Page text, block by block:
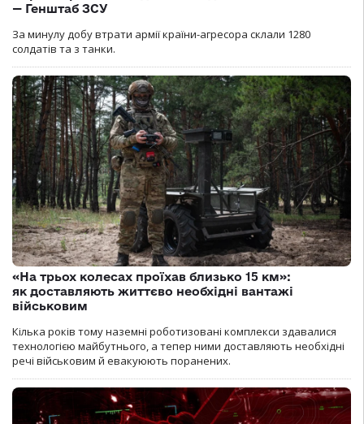
— Генштаб ЗСУ
За минулу добу втрати армії країни-агресора склали 1280
солдатів та з танки.
«На трьох колесах проїхав близько 15 км»:
як доставляють життєво необхідні вантажі
військовим
Кілька років тому наземні роботизовані комплекси здавалися
технологією майбутнього, а тепер ними доставляють необхідні
речі військовим й евакуюють поранених.